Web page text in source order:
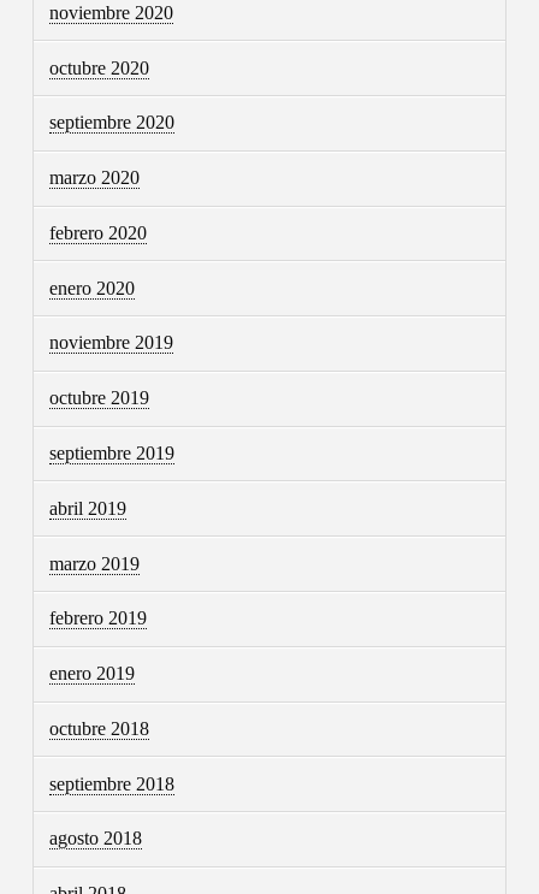
noviembre 2020
octubre 2020
septiembre 2020
marzo 2020
febrero 2020
enero 2020
noviembre 2019
octubre 2019
septiembre 2019
abril 2019
marzo 2019
febrero 2019
enero 2019
octubre 2018
septiembre 2018
agosto 2018